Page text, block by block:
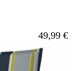
Ab
49,99 €